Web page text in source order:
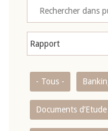
- Tous -
Documents